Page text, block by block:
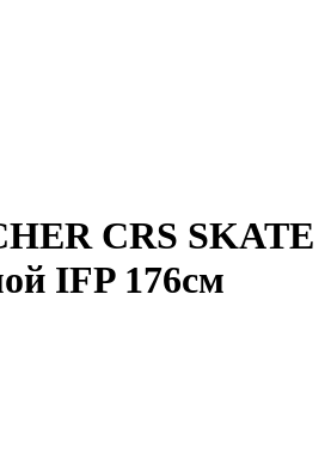
CRS SKATE
IFP 176см